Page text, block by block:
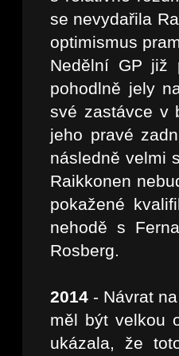
se nevydařila
optimismus
Nedělní GP již
pohodlně jely
své zastávce v
jeho pravé
následně velmi
Raikkonen
pokažené
nehodě s
Rosberg.
2014 - Návrat
měl být velkou
ukázala, že